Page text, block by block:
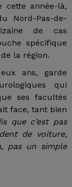
cette année-là,
Nord-Pas-de-
de cas
spécifique
la région.
ans, garde
qui
ses facultés
face, tant bien
que c’est pas
de voiture,
pas un simple